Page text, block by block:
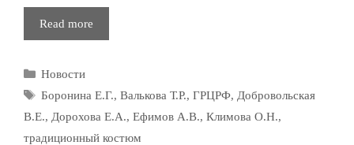
Read more
научно-
«Традиционный
народов
Рубрики
Новости
Метки
Боронина Е.Г., Валькова Т.Р., ГРЦРФ, Добровольская
В.Е., Дорохова Е.А., Ефимов А.В., Климова О.Н.,
традиционный костюм